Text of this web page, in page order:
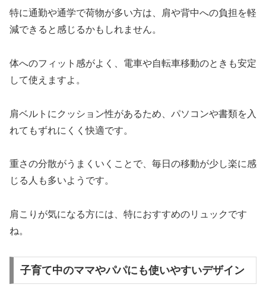
特に通勤や通学で荷物が多い方は、肩や背中への負担を軽
減できると感じるかもしれません。
体へのフィット感がよく、電車や自転車移動のときも安定
して使えますよ。
肩ベルトにクッション性があるため、パソコンや書類を入
れてもずれにくく快適です。
重さの分散がうまくいくことで、毎日の移動が少し楽に感
じる人も多いようです。
肩こりが気になる方には、特におすすめのリュックです
ね。
子育て中のママやパパにも使いやすいデザイン